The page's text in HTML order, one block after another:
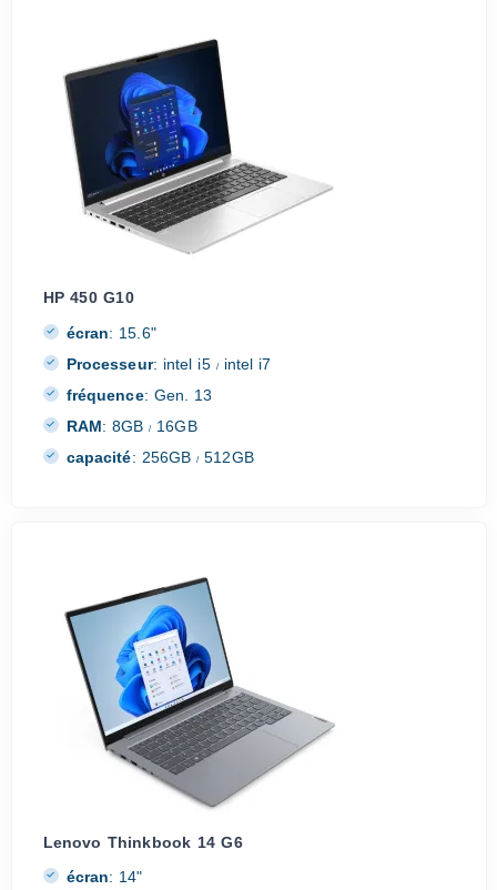
HP 450 G10
écran: 15.6"
Processeur: intel i5 /intel i7
fréquence: Gen. 13
RAM: 8GB/ 16GB
capacité: 256GB/ 512GB
Lenovo Thinkbook 14 G6
écran: 14"